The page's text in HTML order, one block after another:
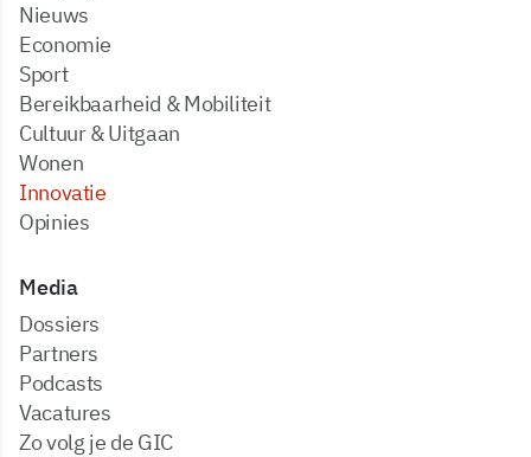
Nieuws
Economie
Sport
Bereikbaarheid & Mobiliteit
Cultuur & Uitgaan
Wonen
Innovatie
Opinies
Media
dossiers
partners
podcasts
vacatures
zo volg je de GIC